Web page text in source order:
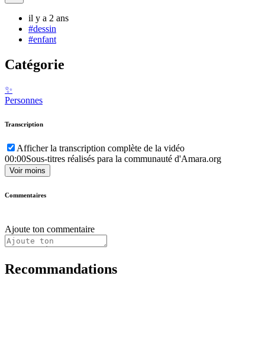
il y a 2 ans
#dessin
#enfant
Catégorie
✨
Personnes
Transcription
Afficher la transcription complète de la vidéo
00:00Sous-titres réalisés para la communauté d'Amara.org
Voir moins
Commentaires
Ajoute ton commentaire
Recommandations